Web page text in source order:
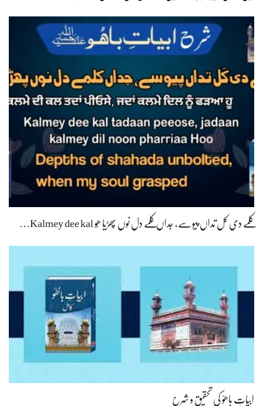
کلمے دی کَل تداں پیوسے، جداں کلمے دل نوں پھڑیا ھُو Kalmey dee kal…
ابیاتِ باھوؒ کی تحقیق و شرح